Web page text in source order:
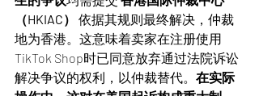
（HKIAC）
依据其规则最终解决，仲裁
地为香港。这意味着卖家在注册使用
TikTok Shop时已同意放弃通过法院诉讼
解决争议的权利，以仲裁替代。 在实际